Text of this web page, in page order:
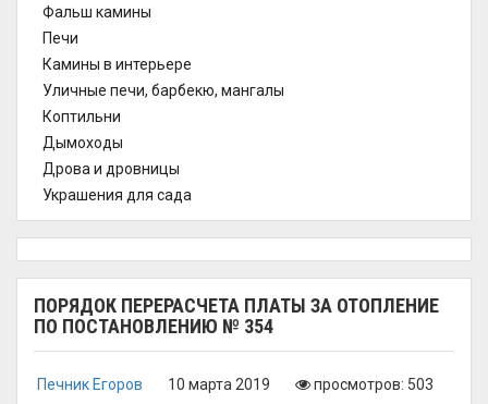
Фальш камины
Печи
Камины в интерьере
Уличные печи, барбекю, мангалы
Коптильни
Дымоходы
Дрова и дровницы
Украшения для сада
ПОРЯДОК ПЕРЕРАСЧЕТА ПЛАТЫ ЗА ОТОПЛЕНИЕ
ПО ПОСТАНОВЛЕНИЮ № 354
Печник Егоров 10 марта 2019 просмотров: 503